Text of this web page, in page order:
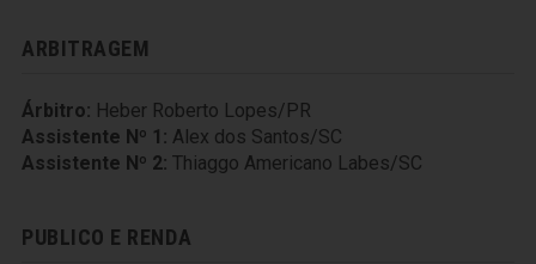
ARBITRAGEM
Árbitro: Heber Roberto Lopes/PR
Assistente Nº 1: Alex dos Santos/SC
Assistente Nº 2: Thiaggo Americano Labes/SC
PUBLICO E RENDA